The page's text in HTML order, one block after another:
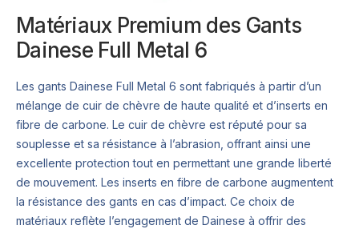
Matériaux Premium des Gants
Dainese Full Metal 6
Les gants Dainese Full Metal 6 sont fabriqués à partir d’un
mélange de cuir de chèvre de haute qualité et d’inserts en
fibre de carbone. Le cuir de chèvre est réputé pour sa
souplesse et sa résistance à l’abrasion, offrant ainsi une
excellente protection tout en permettant une grande liberté
de mouvement. Les inserts en fibre de carbone augmentent
la résistance des gants en cas d’impact. Ce choix de
matériaux reflète l’engagement de Dainese à offrir des